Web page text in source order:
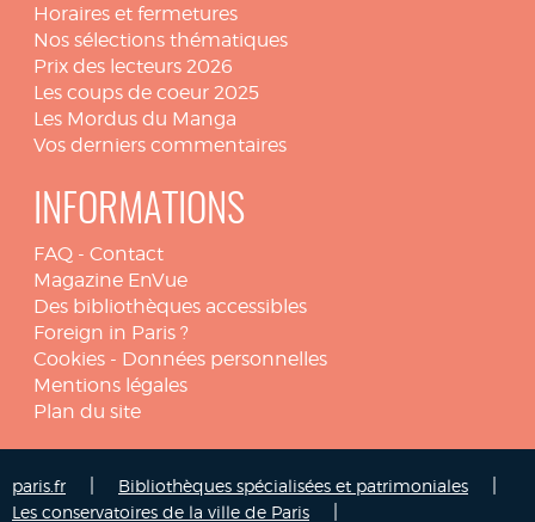
Horaires et fermetures
Nos sélections thématiques
Prix des lecteurs 2026
Les coups de coeur 2025
Les Mordus du Manga
Vos derniers commentaires
INFORMATIONS
FAQ - Contact
Magazine EnVue
Des bibliothèques accessibles
Foreign in Paris ?
Cookies - Données personnelles
Mentions légales
Plan du site
paris.fr Bibliothèques spécialisées et patrimoniales
Les conservatoires de la ville de Paris